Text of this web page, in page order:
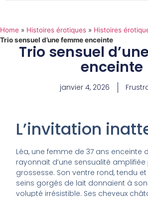
Home » Histoires érotiques » Histoires
Trio sensuel d’une femme enceinte
Trio sensuel
enceinte
janvier 4, 2026
L’invitation
Léa, une femme de 37 ans enceinte
rayonnait d’une sensualité
grossesse. Son ventre rond, tendu
seins gorgés de lait donnaient à
volupté irrésistible. Ses cheveux